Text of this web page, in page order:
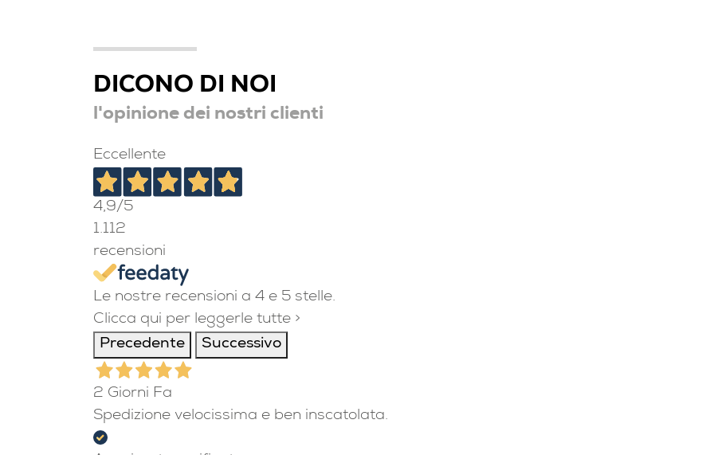
DICONO DI NOI
l'opinione dei nostri clienti
Eccellente
4,9/5
1.112
recensioni
Le nostre recensioni a 4 e 5 stelle.
Clicca qui per leggerle tutte >
Precedente
Successivo
2 Giorni Fa
Spedizione velocissima e ben inscatolata.